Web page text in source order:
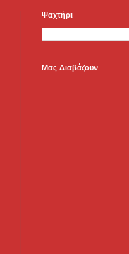
Ψαχτήρι
Μας Διαβάζουν